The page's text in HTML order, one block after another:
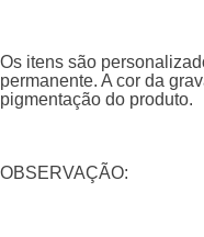
Os itens são
permanente. A cor da
pigmentação do produto.
OBSERVAÇÃO: